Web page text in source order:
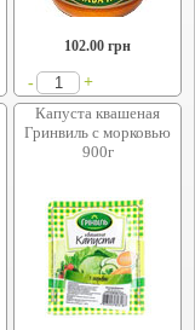
102.00 грн
-
+
Капуста квашеная
Гринвиль с морковью
900г